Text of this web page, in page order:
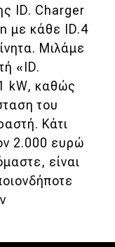
ID. Charger
με κάθε ID.4
Μιλάμε
«ID.
kW, καθώς
του
Κάτι
2.000 ευρώ
είναι